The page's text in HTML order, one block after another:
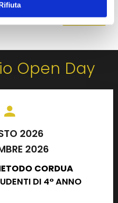
7 8 9 … 28 Avanti
Open Day
2026
2026
CORDUA
DI 4° ANNO